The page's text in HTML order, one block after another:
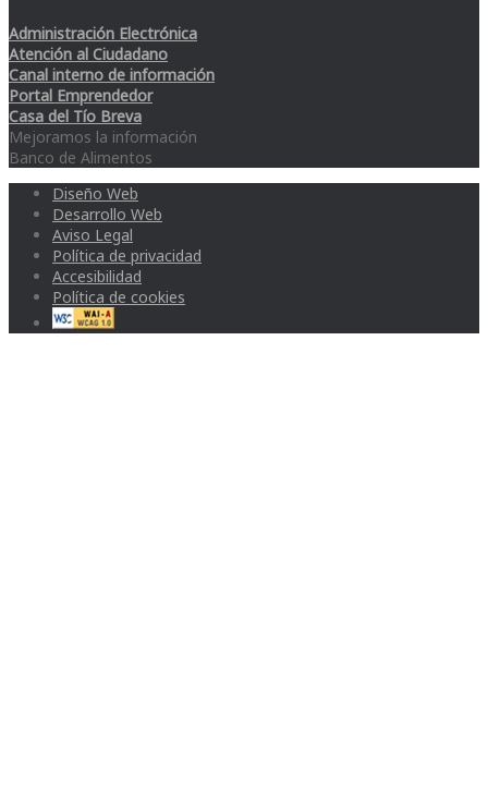
Administración Electrónica
Atención al Ciudadano
Canal interno de información
Portal Emprendedor
Casa del Tío Breva
Mejoramos la información
Banco de Alimentos
Diseño Web
Desarrollo Web
Aviso Legal
Política de privacidad
Accesibilidad
Política de cookies